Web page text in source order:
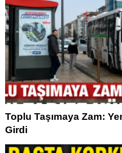
Toplu Taşımaya Zam:
Girdi